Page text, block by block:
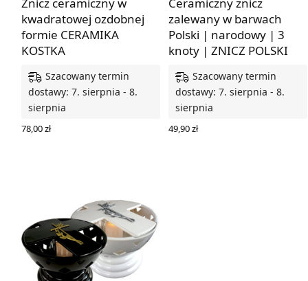
kwadratowej ozdobnej
formie CERAMIKA
KOSTKA
Szacowany termin
dostawy: 7. sierpnia - 8.
sierpnia
78,00zł
zalewany w barwach
Polski | narodowy | 3
knoty | ZNICZ POLSKI
Szacowany termin
dostawy: 7. sierpnia - 8.
sierpnia
49,90zł